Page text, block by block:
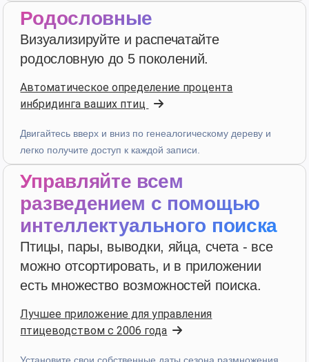
2 недели назад
Julien ·France
starstarstarstarstar_border
Высокая оценка — спасибо!
2 недели назад
D. V ·Malta
starstarstarstarstar
3 недели назад
PHILIPPE JAUFFRIT ·France
starstarstarstarstar_border
“Je rencontre des bugues”
Родословные
Визуализируйте и распечатайте
родословную до 5 поколений.
Автоматическое определение процента
инбридинга ваших птиц
Двигайтесь вверх и вниз по генеалогическому дереву и
легко получите доступ к каждой записи.
Управляйте всем
разведением с помощью
интеллектуального поиска
Птицы, пары, выводки, яйца, счета - все
можно отсортировать, и в приложении
есть множество возможностей поиска.
Лучшее приложение для управления
птицеводством с 2006 года
Установите свои собственные даты сезона размножения,